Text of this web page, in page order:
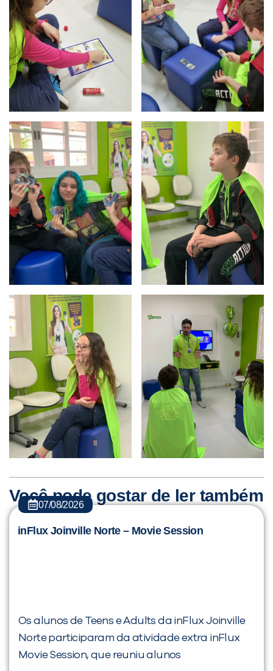
Você pode gostar de ler também
07/08/2026
inFlux Joinville Norte – Movie Session
Os alunos de Teens e Adults da inFlux Joinville
Norte participaram da atividade extra inFlux
Movie Session, que reuniu alunos
VOLTAR